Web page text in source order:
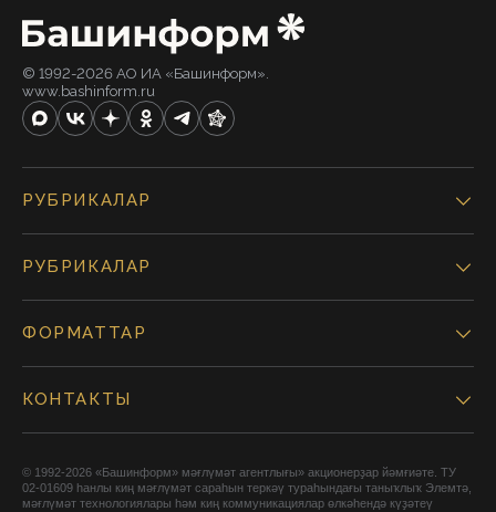
© 1992-2026 АО ИА «Башинформ».
www.bashinform.ru
РУБРИКАЛАР
РУБРИКАЛАР
ФОРМАТТАР
КОНТАКТЫ
© 1992-2026 «Башинформ» мәғлүмәт агентлығы» акционерҙар йәмғиәте. ТУ
02-01609 һанлы киң мәғлүмәт сараһын теркәү тураһындағы таныҡлыҡ Элемтә,
мәғлүмәт технологиялары һәм киң коммуникациялар өлкәһендә күҙәтеү